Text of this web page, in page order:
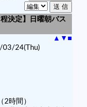
決定】日曜朝バス
▲ ▼ ■
03/24(Thu)
時間）